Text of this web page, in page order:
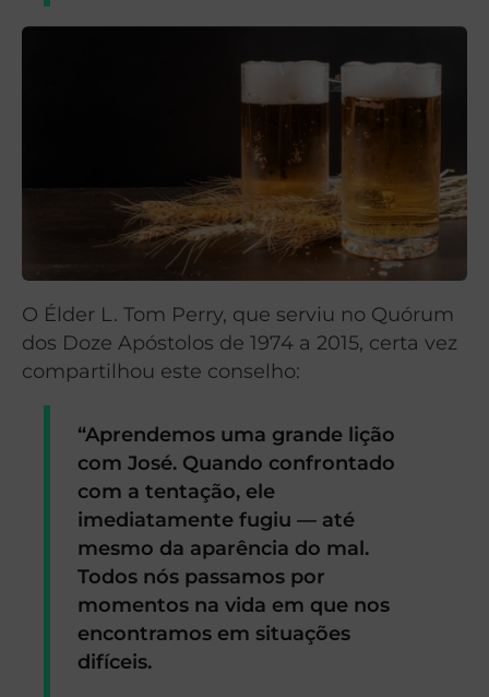
O Élder L. Tom Perry, que serviu no Quórum
dos Doze Apóstolos de 1974 a 2015, certa vez
compartilhou este conselho:
“Aprendemos uma grande lição
com José. Quando confrontado
com a tentação, ele
imediatamente fugiu — até
mesmo da aparência do mal.
Todos nós passamos por
momentos na vida em que nos
encontramos em situações
difíceis.